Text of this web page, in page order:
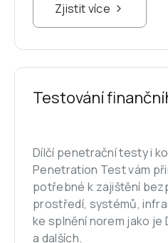
Zjistit více
Testování
Dílčí penetrační testy i
Penetration Test vám
potřebné k zajištění
prostředí, systémů,
ke splnění norem jako je
a dalších.